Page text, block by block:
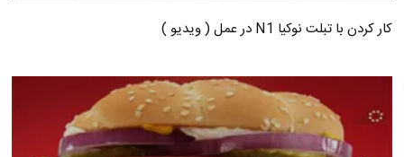
کار کردن با تبلت نوکیا N1 در عمل ( ویدیو )